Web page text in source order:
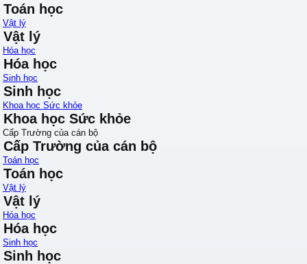
Toán học
Vật lý
Vật lý
Hóa học
Hóa học
Sinh học
Sinh học
Khoa học Sức khỏe
Khoa học Sức khỏe
Cấp Trường của cán bộ
Cấp Trường của cán bộ
Toán học
Toán học
Vật lý
Vật lý
Hóa học
Hóa học
Sinh học
Sinh học